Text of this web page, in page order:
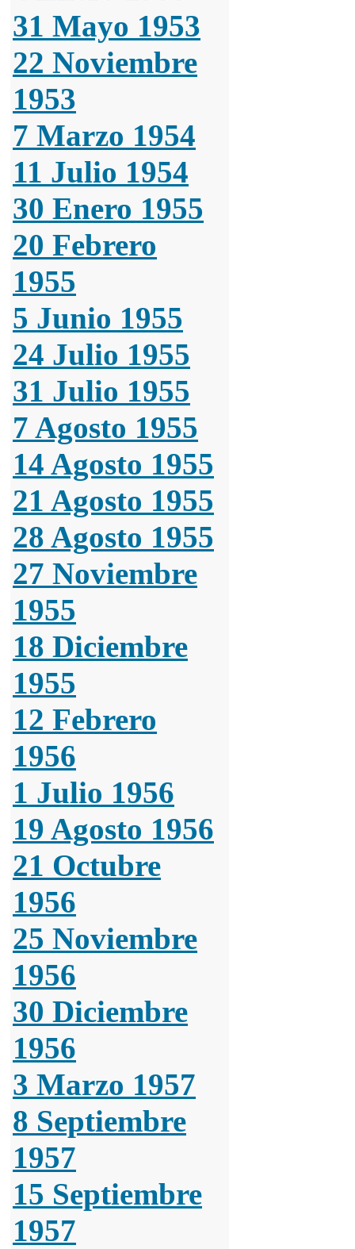
31 Mayo 1953
22 Noviembre
1953
7 Marzo 1954
11 Julio 1954
30 Enero 1955
20 Febrero
1955
5 Junio 1955
24 Julio 1955
31 Julio 1955
7 Agosto 1955
14 Agosto 1955
21 Agosto 1955
28 Agosto 1955
27 Noviembre
1955
18 Diciembre
1955
12 Febrero
1956
1 Julio 1956
19 Agosto 1956
21 Octubre
1956
25 Noviembre
1956
30 Diciembre
1956
3 Marzo 1957
8 Septiembre
1957
15 Septiembre
1957